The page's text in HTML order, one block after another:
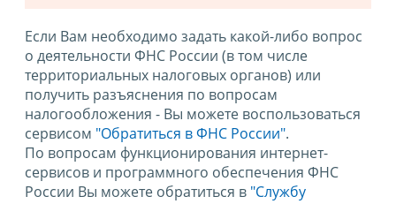
Если Вам необходимо задать какой-либо вопрос
о деятельности ФНС России (в том числе
территориальных налоговых органов) или
получить разъяснения по вопросам
налогообложения - Вы можете воспользоваться
сервисом "Обратиться в ФНС России".
По вопросам функционирования интернет-
сервисов и программного обеспечения ФНС
России Вы можете обратиться в "Службу